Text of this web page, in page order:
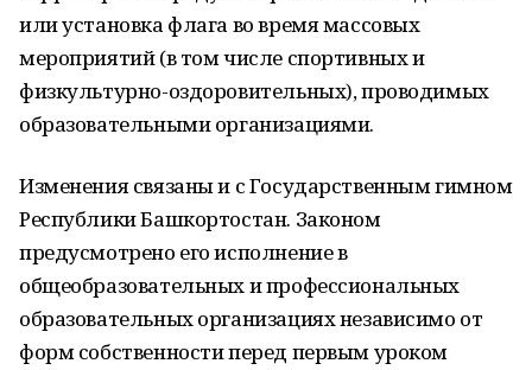
или установка флага во время массовых
мероприятий (в том числе спортивных и
физкультурно-оздоровительных), проводимых
образовательными организациями.
Изменения связаны и с Государственным гимном
Республики Башкортостан. Законом
предусмотрено его исполнение в
общеобразовательных и профессиональных
образовательных организациях независимо от
форм собственности перед первым уроком